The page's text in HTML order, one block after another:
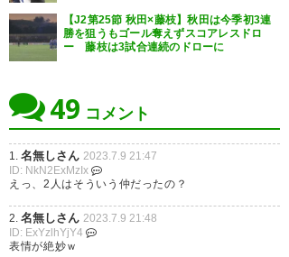
展開。 前半終了間際、品田選手
のFKをGKがファンブル→須貝選
手が詰めて押し込む！ 一進一退
の後半、左CKからウタカ選手が
追加点！ 失点後すぐにウタカ選
手がゴールゲット！宮崎選手も
ゴール！#藤枝甲府 #vfk
— のおぷらん
(no__pla__n55555)
【J2第25節 秋田×藤枝】秋田は今季初3連
勝を狙うもゴール奪えずスコアレスドロ
ー 藤枝は3試合連続のドローに
49 コメント
1. 名無しさん 2023.7.9 21:47
ID: NkN2ExMzIx
えっ、2人はそういう仲だったの？
2. 名無しさん 2023.7.9 21:48
ID: ExYzlhYjY4
表情が絶妙ｗ